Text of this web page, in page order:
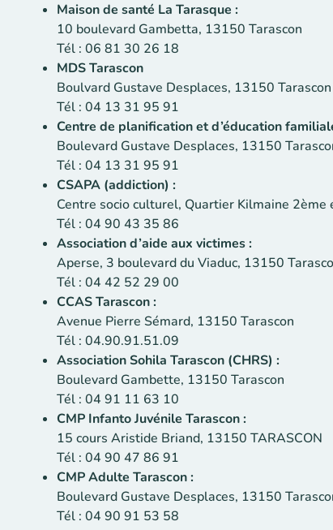
Maison de santé La Tarasque :
10 boulevard Gambetta, 13150 Tarascon
Tél : 06 81 30 26 18
MDS Tarascon
Boulvard Gustave Desplaces, 13150 Tarascon
Tél : 04 13 31 95 91
Centre de planification et d’éducation
Boulevard Gustave Desplaces, 13150
Tél : 04 13 31 95 91
CSAPA (addiction) :
Centre socio culturel, Quartier Kilmaine 2ème
Tél : 04 90 43 35 86
Association d’aide aux victimes :
Aperse, 3 boulevard du Viaduc, 13150
Tél : 04 42 52 29 00
CCAS Tarascon :
Avenue Pierre Sémard, 13150 Tarascon
Tél : 04.90.91.51.09
Association Sohila Tarascon (CHRS) :
Boulevard Gambette, 13150 Tarascon
Tél : 04 91 11 63 10
CMP Infanto Juvénile Tarascon :
15 cours Aristide Briand, 13150 TARASCON
Tél : 04 90 47 86 91
CMP Adulte Tarascon :
Boulevard Gustave Desplaces, 13150
Tél : 04 90 91 53 58